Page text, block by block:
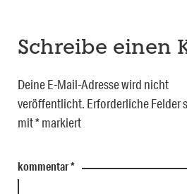
Schreibe einen
Deine E-Mail-Adresse wird nicht
veröffentlicht. Erforderliche Felder
mit*markiert
kommentar*